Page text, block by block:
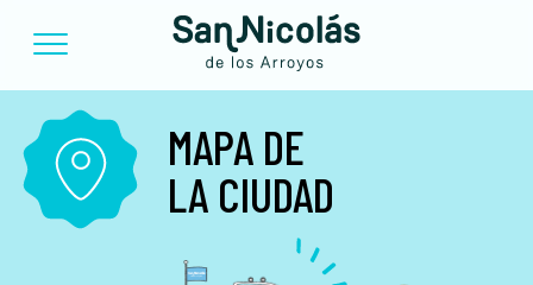
MAPA DE
LA CIUDAD